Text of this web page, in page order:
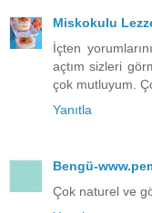
Miskokulu
İçten
açtım sizleri
çok mutluyum.
Yanıtla
Bengü-
Çok naturel ve